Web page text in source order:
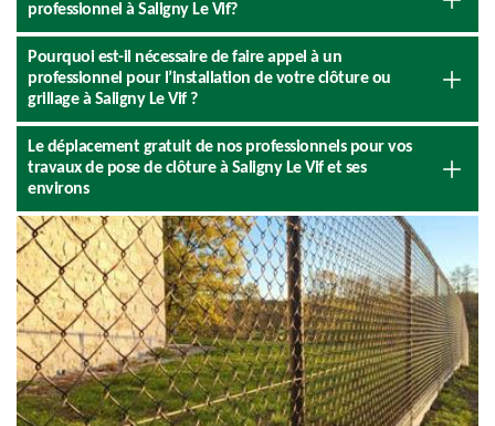
professionnel à Saligny Le Vif?
Pourquoi est-il nécessaire de faire appel à un
professionnel pour l’installation de votre clôture ou
grillage à Saligny Le Vif ?
Le déplacement gratuit de nos professionnels pour vos
travaux de pose de clôture à Saligny Le Vif et ses
environs